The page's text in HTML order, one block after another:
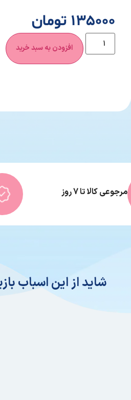
135000 تومان
افزودن به سبد خرید
مرجوعی کالا تا 7 روز
شاید از این اسباب